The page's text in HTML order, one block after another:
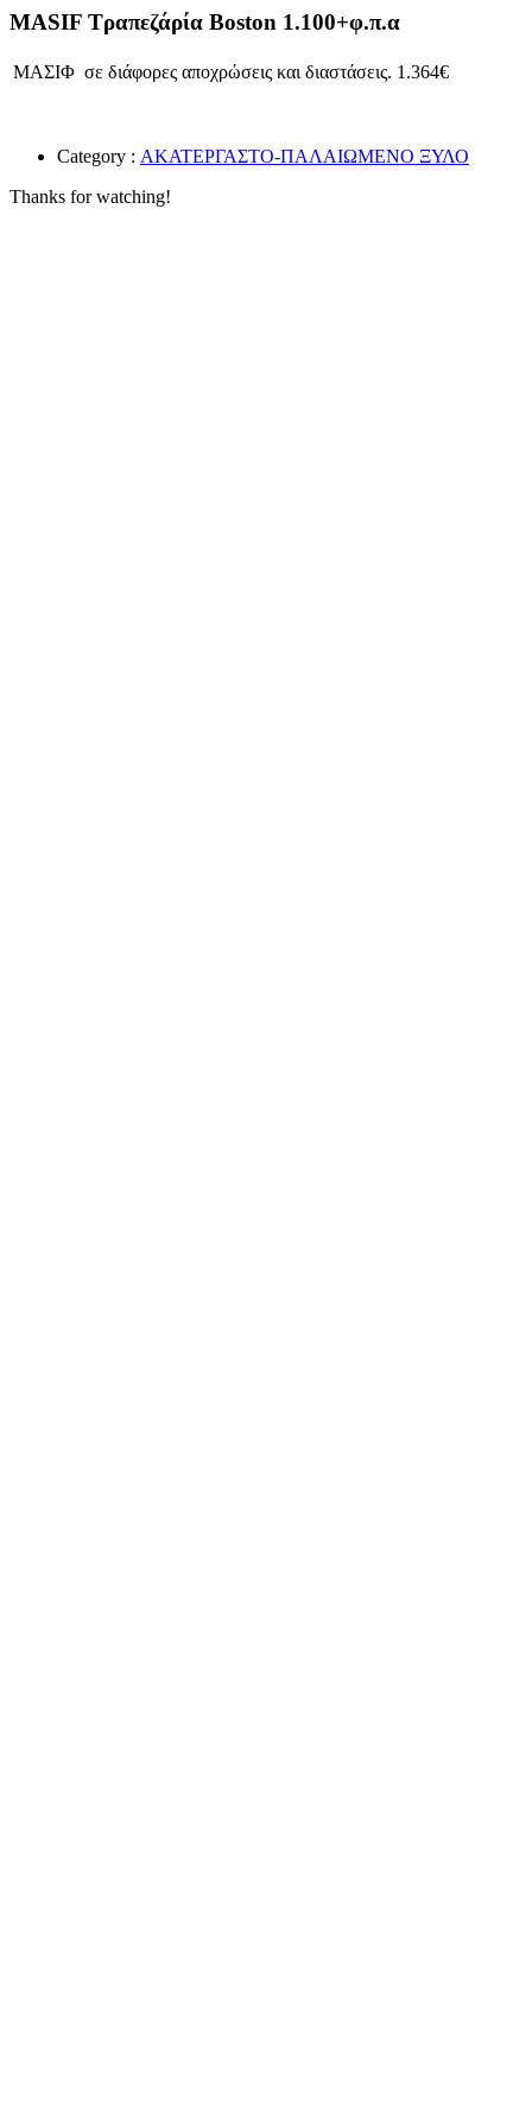
MASIF Τραπεζάρία Boston 1.100+φ.π.α
ΜΑΣΙΦ σε διάφορες αποχρώσεις και διαστάσεις. 1.364€
Category : ΑΚΑΤΕΡΓΑΣΤΟ-ΠΑΛΑΙΩΜΕΝΟ ΞΥΛΟ
Thanks for watching!